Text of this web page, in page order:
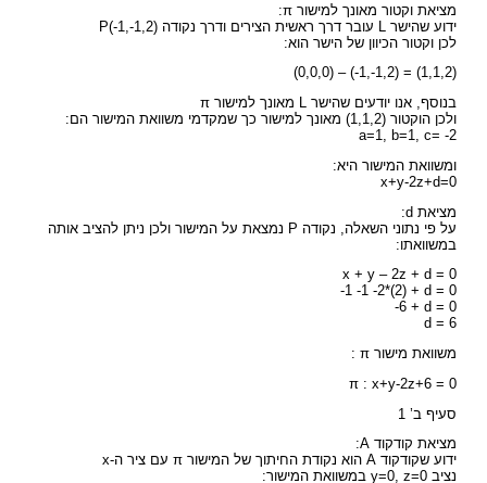
מציאת וקטור מאונך למישור π:
ידוע שהישר L עובר דרך ראשית הצירים ודרך נקודה (P(-1,-1,2
לכן וקטור הכיוון של הישר הוא:
(0,0,0) – (-1,-1,2) = (1,1,2)
בנוסף, אנו יודעים שהישר L מאונך למישור π
ולכן הוקטור (1,1,2) מאונך למישור כך שמקדמי משוואת המישור הם:
a=1, b=1, c= -2
ומשוואת המישור היא:
x+y-2z+d=0
מציאת d:
על פי נתוני השאלה, נקודה P נמצאת על המישור ולכן ניתן להציב אותה
במשוואתו:
x + y – 2z + d = 0
-1 -1 -2*(2) + d = 0
-6 + d = 0
d = 6
משוואת מישור π :
π : x+y-2z+6 = 0
סעיף ב’ 1
מציאת קודקוד A:
ידוע שקודקוד A הוא נקודת החיתוך של המישור π עם ציר ה-x
נציב y=0, z=0 במשוואת המישור: